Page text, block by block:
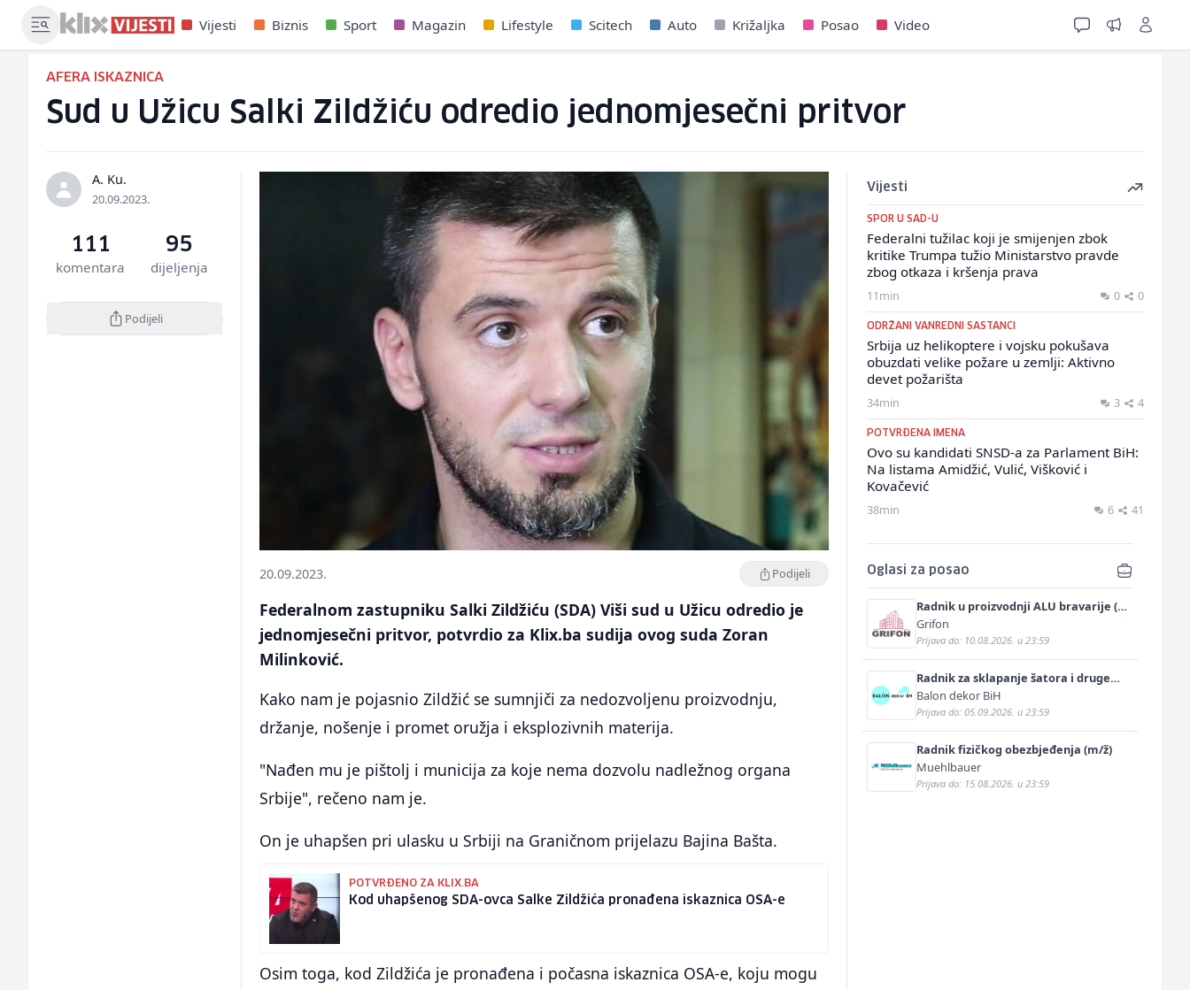
Vijesti Biznis Sport Magazin Lifestyle Scitech Auto Križaljka Posao Video
AFERA ISKAZNICA
Sud u Užicu Salki Zildžiću odredio jednomjesečni pritvor
A. Ku.
20.09.2023.
111
komentara
95
dijeljenja
Podijeli
20.09.2023. Podijeli
Federalnom zastupniku Salki Zildžiću (SDA) Viši sud u Užicu odredio je
jednomjesečni pritvor, potvrdio za Klix.ba sudija ovog suda Zoran
Milinković.
Kako nam je pojasnio Zildžić se sumnjiči za nedozvoljenu proizvodnju,
držanje, nošenje i promet oružja i eksplozivnih materija.
"Nađen mu je pištolj i municija za koje nema dozvolu nadležnog organa
Srbije", rečeno nam je.
On je uhapšen pri ulasku u Srbiji na Graničnom prijelazu Bajina Bašta.
POTVRĐENO ZA KLIX.BA
Kod uhapšenog SDA-ovca Salke Zildžića pronađena iskaznica OSA-e
Osim toga, kod Zildžića je pronađena i počasna iskaznica OSA-e, koju mogu
Vijesti
SPOR U SAD-U
Federalni tužilac koji je smijenjen zbok
kritike Trumpa tužio Ministarstvo pravde
zbog otkaza i kršenja prava
11min 0 0
ODRŽANI VANREDNI SASTANCI
Srbija uz helikoptere i vojsku pokušava
obuzdati velike požare u zemlji: Aktivno
devet požarišta
34min 3 4
POTVRĐENA IMENA
Ovo su kandidati SNSD-a za Parlament BiH:
Na listama Amidžić, Vulić, Višković i
Kovačević
38min 6 41
Oglasi za posao
Radnik u proizvodnji ALU bravarije (m/
ž)
Grifon
Prijava do: 10.08.2026. u 23:59
Radnik za sklapanje šatora i druge
prateće opreme (m/ž)
Balon dekor BiH
Prijava do: 05.09.2026. u 23:59
Radnik fizičkog obezbjeđenja (m/ž)
Muehlbauer
Prijava do: 15.08.2026. u 23:59